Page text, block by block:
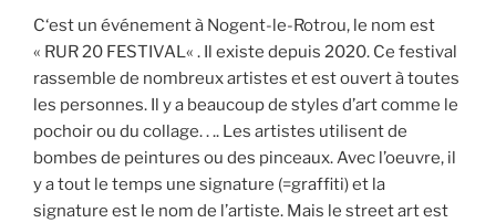
C‘est un événementà Nogent-le-Rotrou, le nom est
« RUR20 FESTIVAL« . existe depuis 2020. Ce festival
rassemble de nombreuxartistes etestouvertàtoutes
les personnes. ya beaucoupde styles d’artcomme le
pochoirou du collage.... Les artistes utilisent de
bombes de peintures ou des pinceaux. Avec l’oeuvre, il
y a tout le temps une signature (=graffiti) et la
signature est le nom de l’artiste. Mais le street art est